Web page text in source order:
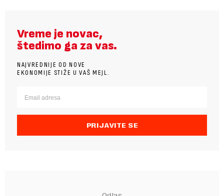
Vreme je novac,
štedimo ga za vas.
NAJVREDNIJE OD NOVE
EKONOMIJE STIŽE U VAŠ MEJL.
PRIJAVITE SE